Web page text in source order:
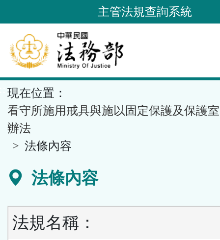
到
要
內
容
區
塊
主管法規查詢系統
現在位置：
看守所施用戒具與施以固定保護及保護
辦法
法條內容
法條內容
法規名稱：